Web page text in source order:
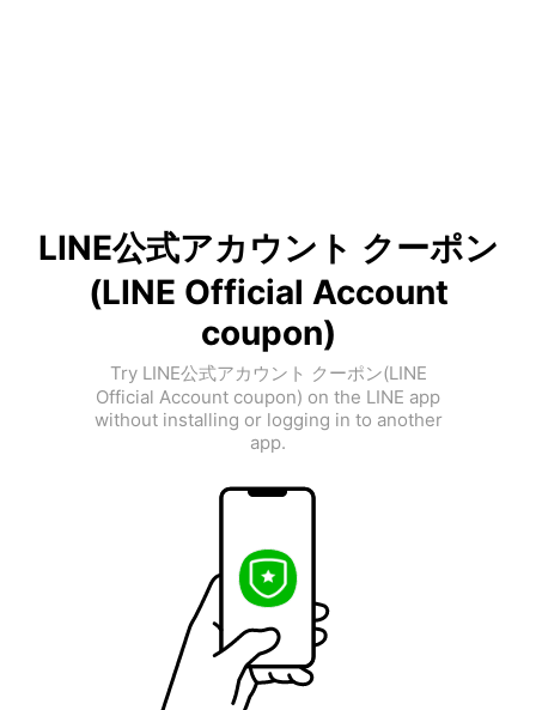
LINE公式アカウント クーポン
(LINE Official Account
coupon)
Try LINE公式アカウント クーポン(LINE
Official Account coupon) on the LINE app
without installing or logging in to another
app.